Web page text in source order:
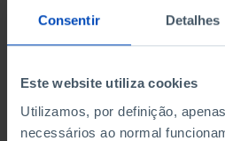
Consentir Detalhes
Este website utiliza cookies
Utilizamos, por definição,
necessários ao normal
Adicionar ao